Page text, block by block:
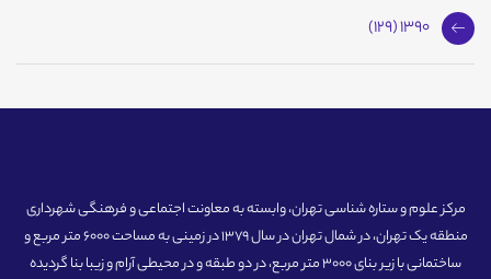
1390 (129)
مرکز علوم و ستاره شناسی تهران، وابسته به معاونت اجتماعی و فرهنگی شهرداری
منطقه یک تهران، در شمال تهران در سال 1379 در زمینی به مساحت 6000 متر مربع و
ساختمانی با زیر بنای 3000 متر مربع، در دو طبقه و در محیطی آرام و زیبا بنا گردیده